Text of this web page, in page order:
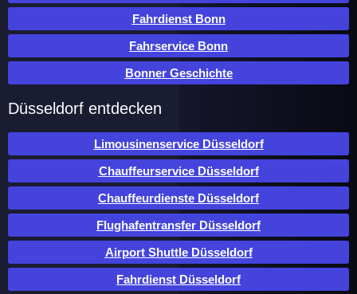
Fahrdienst Bonn
Fahrservice Bonn
Bonner Geschichte
Düsseldorf entdecken
Limousinenservice Düsseldorf
Chauffeurservice Düsseldorf
Chauffeurdienste Düsseldorf
Flughafentransfer Düsseldorf
Airport Shuttle Düsseldorf
Fahrdienst Düsseldorf